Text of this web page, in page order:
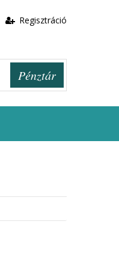
Regisztráció
Pénztár